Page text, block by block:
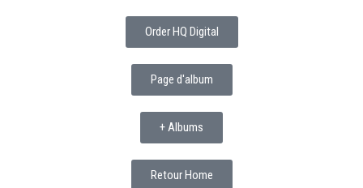
Order HQ Digital
Page d'album
+ Albums
Retour Home